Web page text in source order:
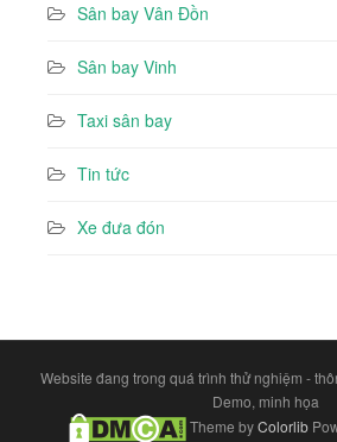
Sân bay Vân Đồn
Sân bay Vinh
Taxi sân bay
Tin tức
Xe đưa đón
Website đang trong quá trình thử nghiệm -
Demo, minh họa
Theme byColorlib